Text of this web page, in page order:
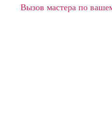
Вызов мастера по